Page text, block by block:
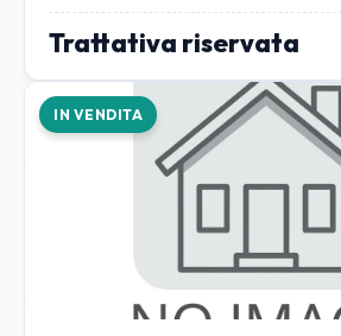
Trattativa riservata
IN VENDITA